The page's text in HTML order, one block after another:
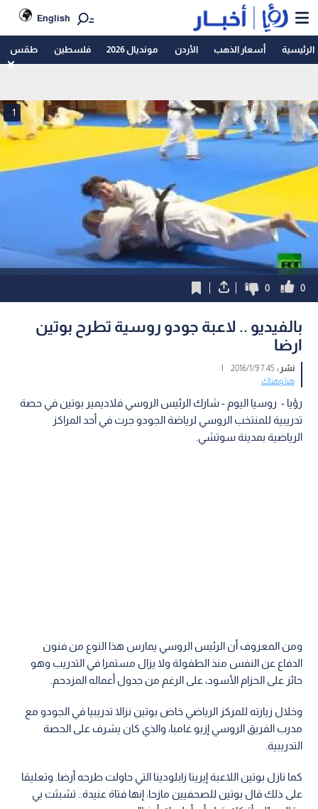
English
الرئيسية أسعار الذهب الأردن مونديال 2026 فلسطين طقس
1
0
0
بالفيديو .. لاعبة جودو روسية تطرح بوتين
ارضا
نشر :7:45 2016/1/9
|
هنا وهناك
رؤيا - روسيا اليوم - شارك الرئيس الروسي فلاديمير بوتين في حصة
تدريبية للمنتخب الروسي لرياضة الجودو جرت في أحد المراكز
الرياضية بمدينة سوتشي.
ومن المعروف أن الرئيس الروسي يمارس هذا النوع من فنون
الدفاع عن النفس منذ الطفولة ولا يزال مستمرا في التدريب وهو
حائز على الحزام الأسود، على الرغم من جدول أعماله المزدحم.
وخلال زيارته للمركز الرياضي خاض بوتين نزالا تدريبيا في الجودو مع
مدرب الفريق الروسي إزيو غامبا، والذي كان يشرف على الحصة
التدريبية.
كما نازل بوتين اللاعبة إيرينا زابلودينا التي حاولت طرحه أرضا. وتعليقا
على ذلك قال بوتين للصحفيين مازحا: إنها فتاة عنيدة.. تشبثت بي